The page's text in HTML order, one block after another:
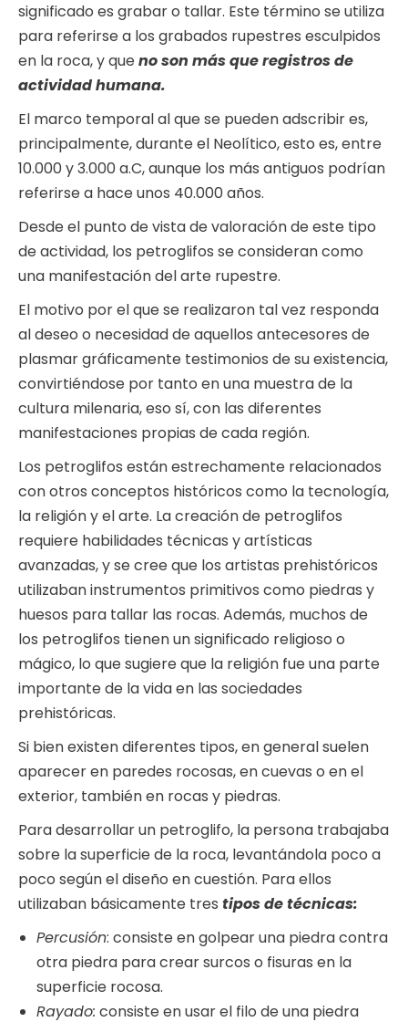
significado es grabar o tallar. Este término se utiliza
para referirse a los grabados rupestres esculpidos
en la roca, y queno son más que registros de
actividad humana.
El marco temporal al que se pueden adscribir es,
principalmente, durante el Neolítico, esto es, entre
10.000 y 3.000 a.C, aunque los más antiguos podrían
referirse a hace unos 40.000 años.
Desde el punto de vista de valoración de este tipo
de actividad, los petroglifos se consideran como
una manifestación del arte rupestre.
El motivo por el que se realizaron tal vez responda
al deseo o necesidad de aquellos antecesores de
plasmar gráficamente testimonios de su existencia,
convirtiéndose por tanto en una muestra de la
cultura milenaria, eso sí, con las diferentes
manifestaciones propias de cada región.
Los petroglifos están estrechamente relacionados
con otros conceptos históricos como la tecnología,
la religión y el arte. La creación de petroglifos
requiere habilidades técnicas y artísticas
avanzadas, y se cree que los artistas prehistóricos
utilizaban instrumentos primitivos como piedras y
huesos para tallar las rocas. Además, muchos de
los petroglifos tienen un significado religioso o
mágico, lo que sugiere que la religión fue una parte
importante de la vida en las sociedades
prehistóricas.
Si bien existen diferentes tipos, en general suelen
aparecer en paredes rocosas, en cuevas o en el
exterior, también en rocas y piedras.
Para desarrollar un petroglifo, la persona trabajaba
sobre la superficie de la roca, levantándola poco a
poco según el diseño en cuestión. Para ellos
utilizaban básicamente tres tipos de técnicas:
Percusión: consiste en golpear una piedra contra
otra piedra para crear surcos o fisuras en la
superficie rocosa.
Rayado: consiste en usar el filo de una piedra